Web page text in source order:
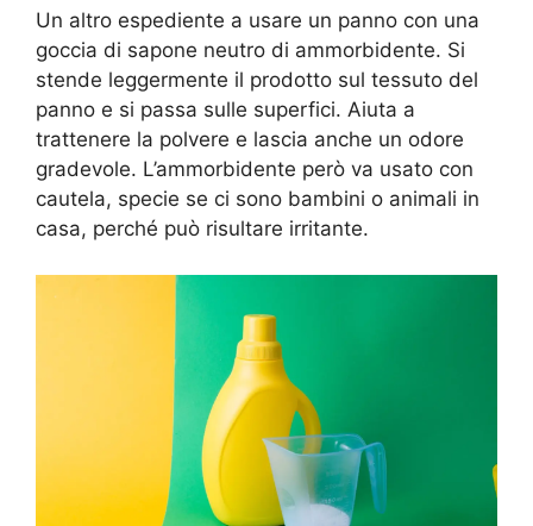
Un altro espediente a usare un panno con una
goccia di sapone neutro di ammorbidente. Si
stende leggermente il prodotto sul tessuto del
panno e si passa sulle superfici. Aiuta a
trattenere la polvere e lascia anche un odore
gradevole. L’ammorbidente però va usato con
cautela, specie se ci sono bambini o animali in
casa, perché può risultare irritante.